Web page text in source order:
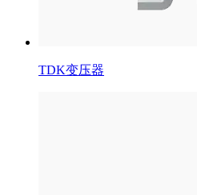
TDK变压器